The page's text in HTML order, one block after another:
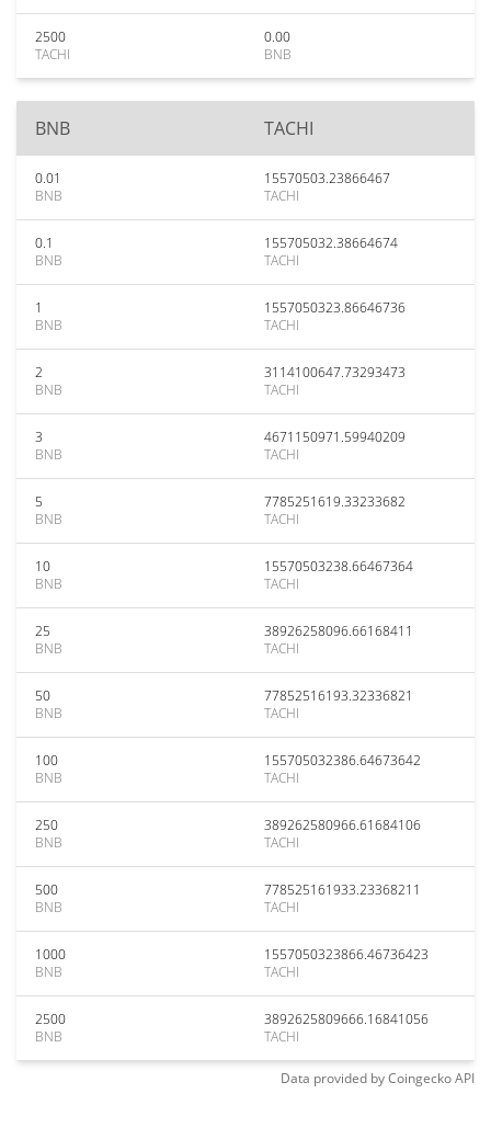
2500
TACHI
0.00
BNB
BNB TACHI
0.01
BNB
15570503.23866467
TACHI
0.1
BNB
155705032.38664674
TACHI
1
BNB
1557050323.86646736
TACHI
2
BNB
3114100647.73293473
TACHI
3
BNB
4671150971.59940209
TACHI
5
BNB
7785251619.33233682
TACHI
10
BNB
15570503238.66467364
TACHI
25
BNB
38926258096.66168411
TACHI
50
BNB
77852516193.32336821
TACHI
100
BNB
155705032386.64673642
TACHI
250
BNB
389262580966.61684106
TACHI
500
BNB
778525161933.23368211
TACHI
1000
BNB
1557050323866.46736423
TACHI
2500
BNB
3892625809666.16841056
TACHI
Data provided byCoingeckoAPI